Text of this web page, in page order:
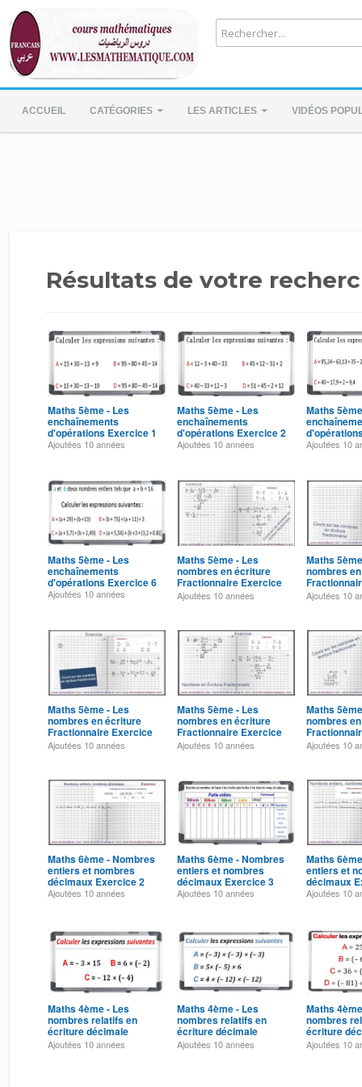
ACCUEIL CATÉGORIES LES ARTICLES VIDÉOS
Résultats de votre
Maths 5ème - Les
enchaînements
d'opérations Exercice 1
Ajoutées 10 années
Maths 5ème - Les
enchaînements
d'opérations Exercice 2
Ajoutées 10 années
Maths
Ajoutées 10
Maths 5ème - Les
enchaînements
d'opérations Exercice 6
Ajoutées 10 années
Maths 5ème - Les
nombres en écriture
Fractionnaire Exercice
5
Ajoutées 10 années
Maths
nombres
4
Ajoutées 10
Maths 5ème - Les
nombres en écriture
Fractionnaire Exercice
3
Ajoutées 10 années
Maths 5ème - Les
nombres en écriture
Fractionnaire Exercice
6
Ajoutées 10 années
Maths
nombres
7
Ajoutées 10
Maths 6ème - Nombres
entiers et nombres
décimaux Exercice 2
Ajoutées 10 années
Maths 6ème - Nombres
entiers et nombres
décimaux Exercice 3
Ajoutées 10 années
Maths
entiers et
décimaux
Ajoutées 10
Maths 4ème - Les
nombres relatifs en
écriture décimale
Exercice 3
Ajoutées 10 années
Maths 4ème - Les
nombres relatifs en
écriture décimale
Exercice 4
Ajoutées 10 années
Maths
nombres
écriture
Exercice 5
Ajoutées 10